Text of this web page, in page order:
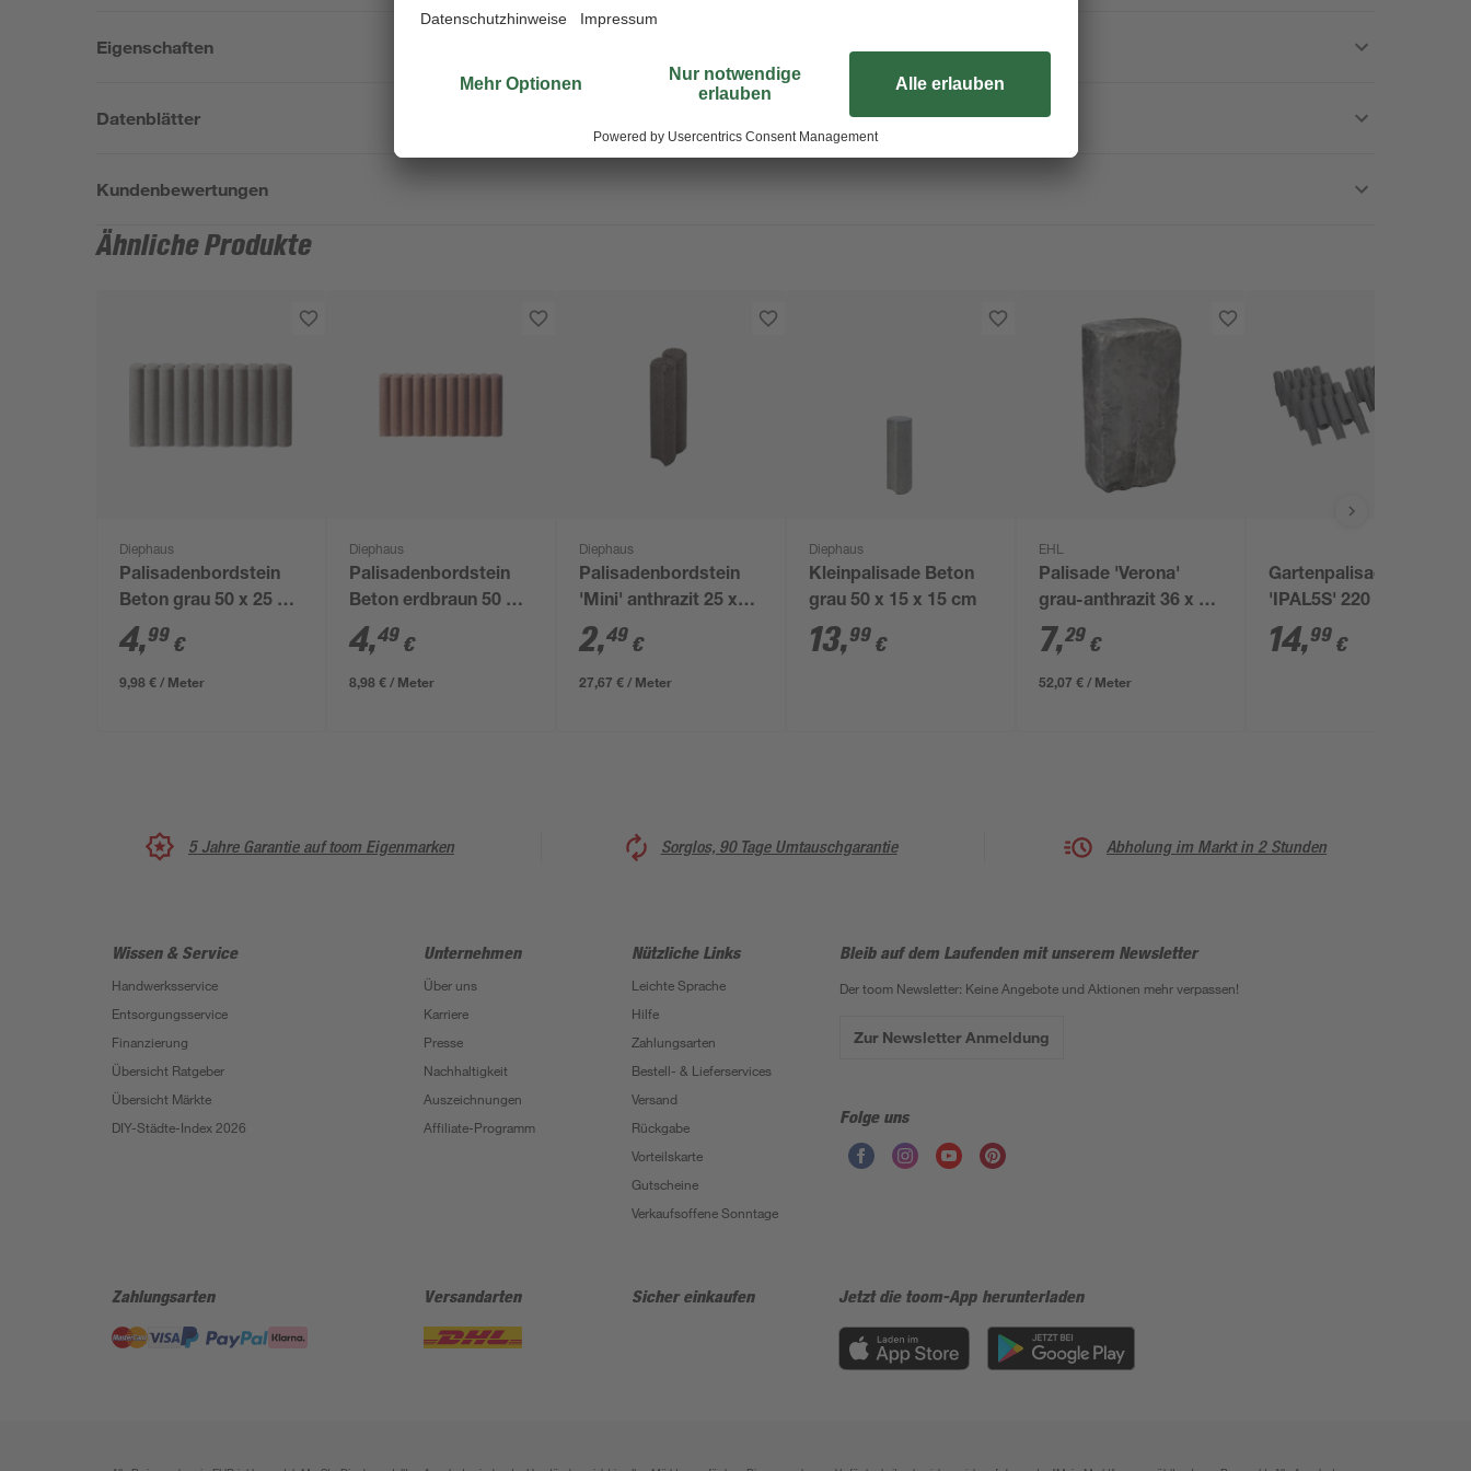
Eigenschaften
Datenblätter
Kundenbewertungen
Ähnliche Produkte
Diephaus
Palisadenbordstein
Beton grau 50 x 25 x 6
cm
4,99 €
9,98 € / Meter
Diephaus
Palisadenbordstein
Beton erdbraun 50 x
25 x 6 cm
4,49 €
8,98 € / Meter
Diephaus
Palisadenbordstein
'Mini' anthrazit 25 x
9,1 x 6 cm
2,49 €
27,67 € / Meter
Diephaus
Kleinpalisade Beton
grau 50 x 15 x 15 cm
13,99 €
EHL
Palisade 'Verona'
grau-anthrazit 36 x 14
x 12 cm
7,29 €
52,07 € / Meter
Gartenpalisade
'IPAL5S' 220 x 24,5
cm Kunststoff
anthrazit 8-tlg.
14,99 €
5 Jahre Garantie auf toom Eigenmarken Sorglos, 90 Tage Umtauschgarantie Abholung im Markt in 2 Stunden
Wissen & Service
Handwerksservice
Entsorgungsservice
Finanzierung
Übersicht Ratgeber
Übersicht Märkte
DIY-Städte-Index 2026
Unternehmen
Über uns
Karriere
Presse
Nachhaltigkeit
Auszeichnungen
Affiliate-Programm
Nützliche Links
Leichte Sprache
Hilfe
Zahlungsarten
Bestell- & Lieferservices
Versand
Rückgabe
Vorteilskarte
Gutscheine
Verkaufsoffene Sonntage
Bleib auf dem Laufenden mit unserem Newsletter
Der toom Newsletter: Keine Angebote und Aktionen mehr verpassen!
Zur Newsletter Anmeldung
Folge uns
Zahlungsarten Versandarten Sicher einkaufen Jetzt die toom-App herunterladen